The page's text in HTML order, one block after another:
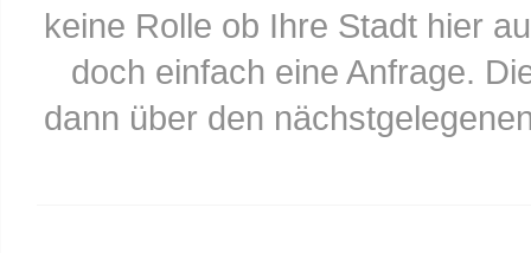
keine Rolle ob Ihre Stadt hier
doch einfach eine Anfrage.
dann über den